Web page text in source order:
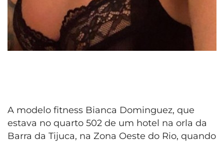
A modelo fitness Bianca Dominguez, que
estava no quarto 502 de um hotel na orla da
Barra da Tijuca, na Zona Oeste do Rio, quando